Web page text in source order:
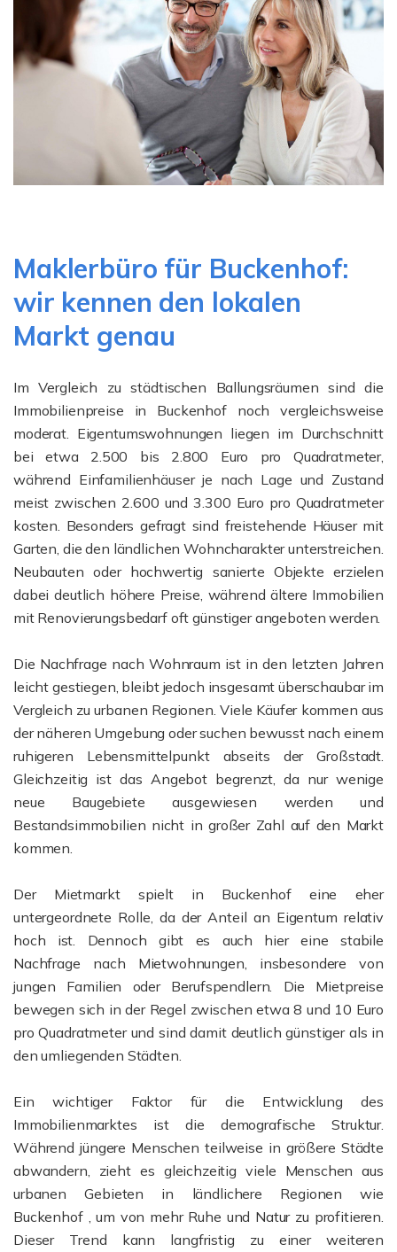
Maklerbüro für Buckenhof:
wir kennen den lokalen
Markt genau
Im Vergleich zu städtischen Ballungsräumen sind die
Immobilienpreise in Buckenhof noch vergleichsweise
moderat. Eigentumswohnungen liegen im Durchschnitt
bei etwa 2.500 bis 2.800 Euro pro Quadratmeter,
während Einfamilienhäuser je nach Lage und Zustand
meist zwischen 2.600 und 3.300 Euro pro Quadratmeter
kosten. Besonders gefragt sind freistehende Häuser mit
Garten, die den ländlichen Wohncharakter unterstreichen.
Neubauten oder hochwertig sanierte Objekte erzielen
dabei deutlich höhere Preise, während ältere Immobilien
mit Renovierungsbedarf oft günstiger angeboten werden.
Die Nachfrage nach Wohnraum ist in den letzten Jahren
leicht gestiegen, bleibt jedoch insgesamt überschaubar im
Vergleich zu urbanen Regionen. Viele Käufer kommen aus
der näheren Umgebung oder suchen bewusst nach einem
ruhigeren Lebensmittelpunkt abseits der Großstadt.
Gleichzeitig ist das Angebot begrenzt, da nur wenige
neue Baugebiete ausgewiesen werden und
Bestandsimmobilien nicht in großer Zahl auf den Markt
kommen.
Der Mietmarkt spielt in Buckenhof eine eher
untergeordnete Rolle, da der Anteil an Eigentum relativ
hoch ist. Dennoch gibt es auch hier eine stabile
Nachfrage nach Mietwohnungen, insbesondere von
jungen Familien oder Berufspendlern. Die Mietpreise
bewegen sich in der Regel zwischen etwa 8 und 10 Euro
pro Quadratmeter und sind damit deutlich günstiger als in
den umliegenden Städten.
Ein wichtiger Faktor für die Entwicklung des
Immobilienmarktes ist die demografische Struktur.
Während jüngere Menschen teilweise in größere Städte
abwandern, zieht es gleichzeitig viele Menschen aus
urbanen Gebieten in ländlichere Regionen wie
Buckenhof , um von mehr Ruhe und Natur zu profitieren.
Dieser Trend kann langfristig zu einer weiteren